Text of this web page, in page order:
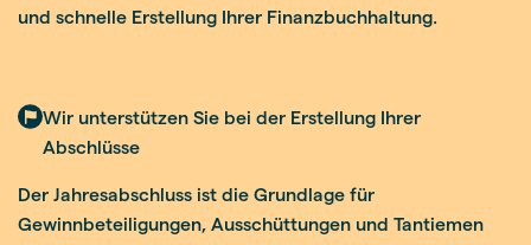
und schnelle Erstellung Ihrer Finanzbuchhaltung.
Wir unterstützen Sie bei der Erstellung Ihrer
Abschlüsse
Der Jahresabschluss ist die Grundlage für
Gewinnbeteiligungen, Ausschüttungen und Tantiemen